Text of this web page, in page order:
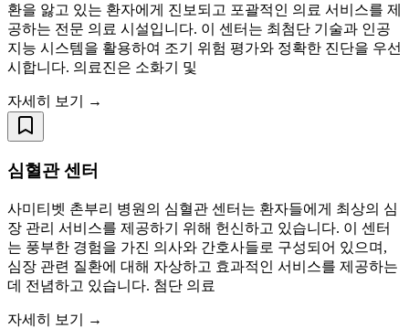
환을 앓고 있는 환자에게 진보되고 포괄적인 의료 서비스를 제
공하는 전문 의료 시설입니다. 이 센터는 최첨단 기술과 인공
지능 시스템을 활용하여 조기 위험 평가와 정확한 진단을 우선
시합니다. 의료진은 소화기 및
자세히 보기 →
심혈관 센터
사미티벳 촌부리 병원의 심혈관 센터는 환자들에게 최상의 심
장 관리 서비스를 제공하기 위해 헌신하고 있습니다. 이 센터
는 풍부한 경험을 가진 의사와 간호사들로 구성되어 있으며,
심장 관련 질환에 대해 자상하고 효과적인 서비스를 제공하는
데 전념하고 있습니다. 첨단 의료
자세히 보기 →